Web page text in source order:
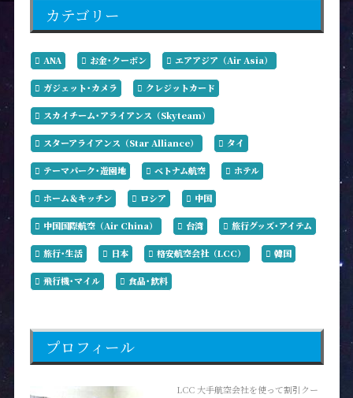
カテゴリー
ANA お金･クーポン エアアジア（Air Asia）
ガジェット･カメラ クレジットカード
スカイチーム･アライアンス（Skyteam）
スターアライアンス（Star Alliance） タイ
テーマパーク･遊園地 ベトナム航空 ホテル
ホーム＆キッチン ロシア 中国
中国国際航空（Air China） 台湾 旅行グッズ･アイテム
旅行･生活 日本 格安航空会社（LCC） 韓国
飛行機･マイル 食品･飲料
プロフィール
LCC 大手航空会社を使って割引クー